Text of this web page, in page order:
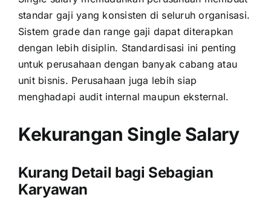
standar gaji yang konsisten di seluruh organisasi.
Sistem grade dan range gaji dapat diterapkan
dengan lebih disiplin. Standardisasi ini penting
untuk perusahaan dengan banyak cabang atau
unit bisnis. Perusahaan juga lebih siap
menghadapi audit internal maupun eksternal.
Kekurangan Single Salary
Kurang Detail bagi Sebagian
Karyawan